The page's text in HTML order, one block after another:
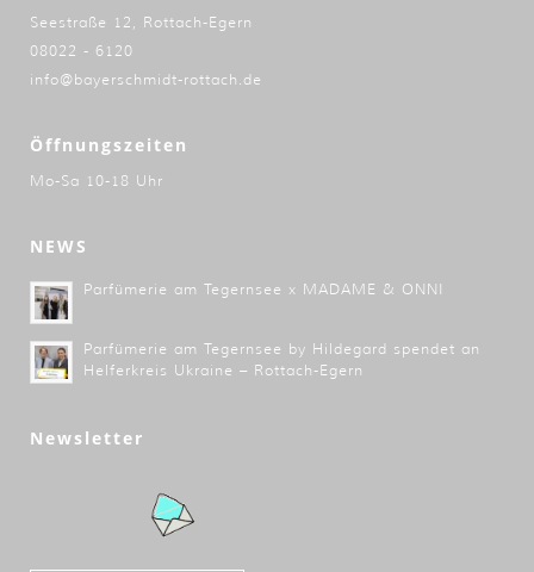
Seestraße 12, Rottach-Egern
08022 - 6120
info@bayerschmidt-rottach.de
Öffnungszeiten
Mo-Sa 10-18 Uhr
NEWS
Parfümerie am Tegernsee x MADAME & ONNI
Parfümerie am Tegernsee by Hildegard spendet an
Helferkreis Ukraine – Rottach-Egern
Newsletter